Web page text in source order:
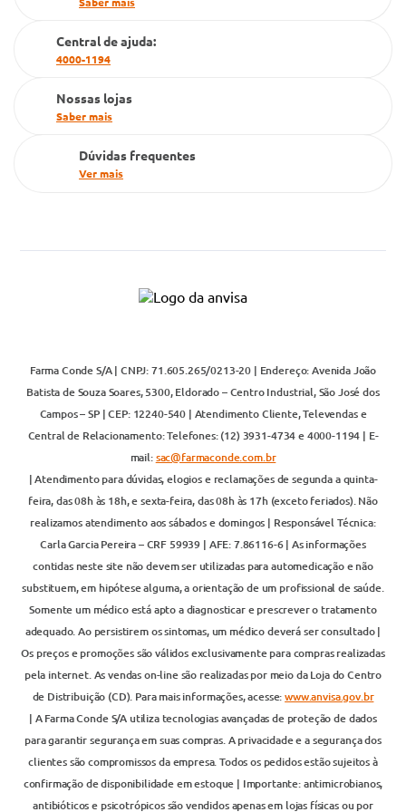
Televendas
Central de ajuda:
4000-1194
Nossas lojas
Saber mais
Dúvidas frequentes
Ver mais
Farma Conde S/A | CNPJ: 71.605.265/0213-20 | Endereço: Avenida João
Batista de Souza Soares, 5300, Eldorado – Centro Industrial, São José dos
Campos – SP | CEP: 12240-540 | Atendimento Cliente, Televendas e
Central de Relacionamento: Telefones: (12) 3931-4734 e 4000-1194 | E-
mail:sac@farmaconde.com.br
| Atendimento para dúvidas, elogios e reclamações de segunda a quinta-
feira, das 08h às 18h, e sexta-feira, das 08h às 17h (exceto feriados). Não
realizamos atendimento aos sábados e domingos | Responsável Técnica:
Carla Garcia Pereira – CRF 59939 | AFE: 7.86116-6 | As informações
contidas neste site não devem ser utilizadas para automedicação e não
substituem, em hipótese alguma, a orientação de um profissional de saúde.
Somente um médico está apto a diagnosticar e prescrever o tratamento
adequado. Ao persistirem os sintomas, um médico deverá ser consultado |
Os preços e promoções são válidos exclusivamente para compras realizadas
pela internet. As vendas on-line são realizadas por meio da Loja do Centro
de Distribuição (CD). Para mais informações, acesse:www.anvisa.gov.br
| A Farma Conde S/A utiliza tecnologias avançadas de proteção de dados
para garantir segurança em suas compras. A privacidade e a segurança dos
clientes são compromissos da empresa. Todos os pedidos estão sujeitos à
confirmação de disponibilidade em estoque | Importante: antimicrobianos,
antibióticos e psicotrópicos são vendidos apenas em lojas físicas ou por